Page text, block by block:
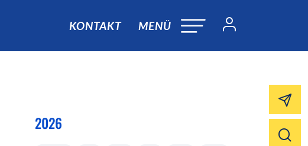
KONTAKT MENÜ
2026